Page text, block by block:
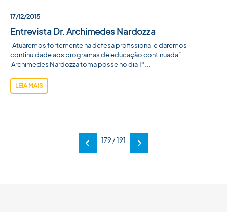
17/12/2015
Entrevista Dr. Archimedes Nardozza
“Atuaremos fortemente na defesa profissional e daremos
continuidade aos programas de educação continuada”
Archimedes Nardozza toma posse no dia 1º...
LEIA MAIS
Anterior
179 / 191
Próxima